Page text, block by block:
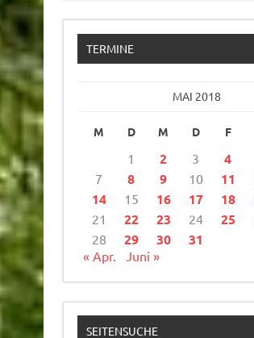
TERMINE
MAI 2018
M D M D F
1 2 3 4
7
8 9 10 11
14
15 16 17 18
21 22 23 24 25
28
29 30 31
« Apr. Juni »
SEITENSUCHE